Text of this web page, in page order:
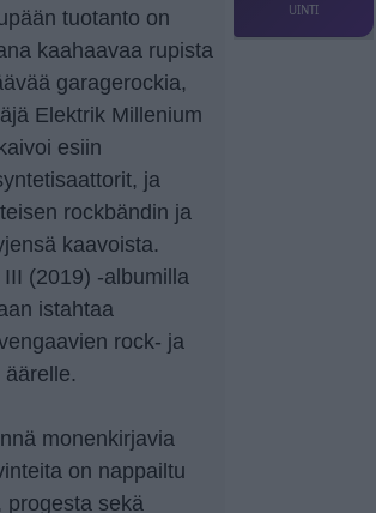
tuotanto on
kaahaavaa rupista
garagerockia,
Elektrik Millenium
esiin
ja
rockbändin ja
kaavoista.
(2019) -albumilla
istahtaa
rock- ja
monenkirjavia
on nappailtu
progesta sekä
UINTI